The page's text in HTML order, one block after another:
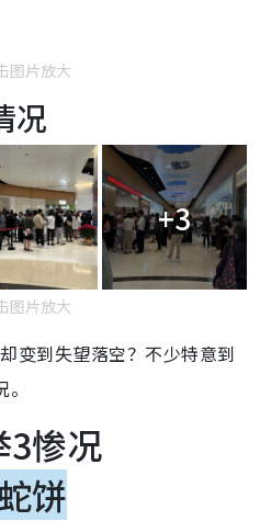
图片放大
况
+3
图片放大
变到失望落空？不少特意到
3惨况
饼